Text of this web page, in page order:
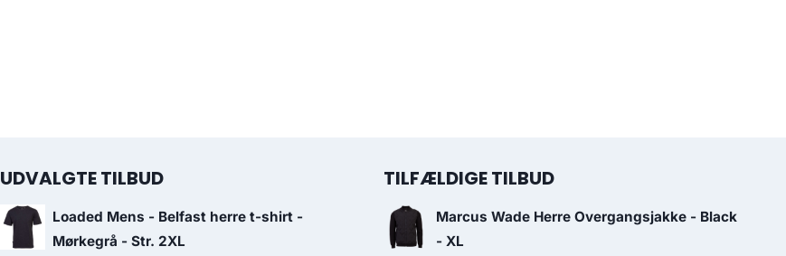
UDVALGTE TILBUD
Loaded Mens - Belfast herre t-shirt -
Mørkegrå - Str. 2XL
TILFÆLDIGE TILBUD
Marcus Wade Herre Overgangsjakke - Black
- XL